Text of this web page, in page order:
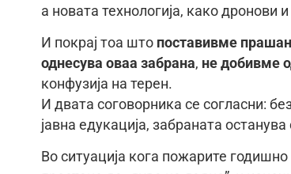
а новата технологија, како
И покрај тоа што поставивме
однесува оваа забрана, не добивме
конфузија на терен.
И двата соговорника се согласни:
јавна едукација, забраната
Во ситуација кога пожарите